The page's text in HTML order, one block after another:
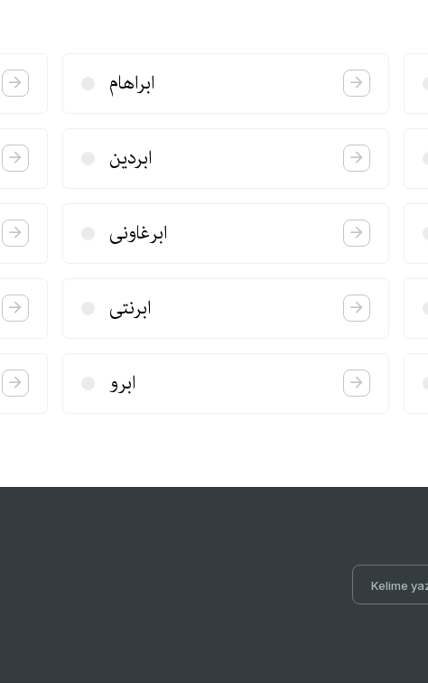
ابراهام
ابردین
ابرغاونی
ابرنتی
ابرو